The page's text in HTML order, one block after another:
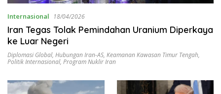
Internasional 18/04/2026
Iran Tegas Tolak Pemindahan Uranium Diperkaya
ke Luar Negeri
Diplomasi Global, Hubungan Iran-AS, Keamanan Kawasan Timur Tengah,
Politik Internasional, Program Nuklir Iran